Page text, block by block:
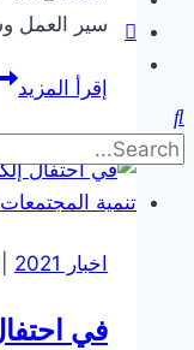
سير العمل
إقرأ المزيد
اخبار 2021
في